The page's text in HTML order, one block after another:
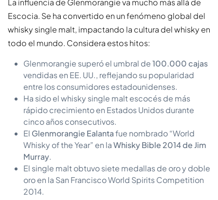
Escocia. Se ha convertido en un fenómeno global del
whisky single malt, impactando la cultura del whisky en
todo el mundo. Considera estos hitos:
Glenmorangie superó el umbral de100.000 cajas
vendidas en EE. UU., reflejando su popularidad
entre los consumidores estadounidenses.
Ha sido el whisky single malt escocés de más
rápido crecimiento en Estados Unidos durante
cinco años consecutivos.
El Glenmorangie Ealantafue nombrado “World
Whisky of the Year” en laWhisky Bible 2014 de Jim
Murray.
El single malt obtuvo siete medallas de oro y doble
oro en la San Francisco World Spirits Competition
2014.